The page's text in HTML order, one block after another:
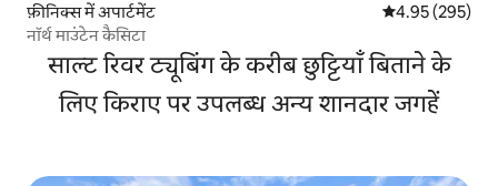
फ़ीनिक्स में अपार्टमेंट औसत रेटिंग 5 में से
4.95 (295)
नॉर्थ माउंटेन कैसिटा
साल्ट रिवर ट्यूबिंग के करीब छुट्टियाँ बिताने के
लिए किराए पर उपलब्ध अन्य शानदार जगहें